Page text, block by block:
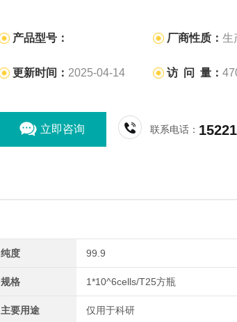
产品型号： 厂商性质：生
更新时间： 2025-04-14 访 问 量：
立即咨询 联系电话：
纯度 99.9
规格 1*10^6cells/T25方瓶
主要用途 仅用于科研